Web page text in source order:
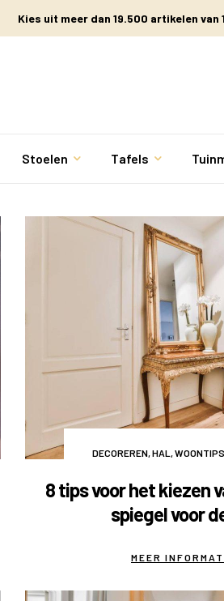
Kies uit meer dan 19.500 artikelen
Stoelen Tafels
DECOREREN,HAL,WOONTIPS
8 tips voor het kiezen
spiegel voor
MEER